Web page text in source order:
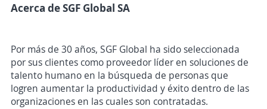
Acerca de SGF Global SA
Por más de 30 años, SGF Global ha sido seleccionada
por sus clientes como proveedor líder en soluciones de
talento humano en la búsqueda de personas que
logren aumentar la productividad y éxito dentro de las
organizaciones en las cuales son contratadas.